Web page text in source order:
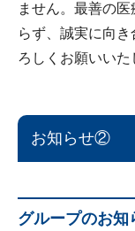
ません。最善の
らず、誠実に向
ろしくお願いいた
お知らせ②
グループのお知